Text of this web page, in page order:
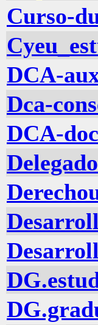
Curso-
DCA-
Dca-
DCA-